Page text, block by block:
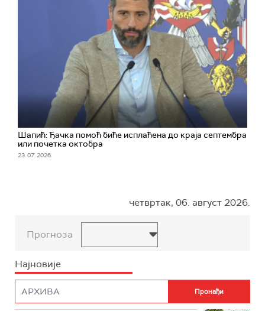
Шапић: Ђачка помоћ биће исплаћена до краја септембра
или почетка октобра
23. 07. 2026.
четвртак, 06. август 2026.
Прогноза
Најновије